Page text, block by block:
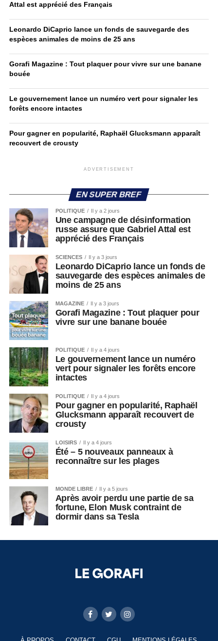
Attal est apprécié des Français
Leonardo DiCaprio lance un fonds de sauvegarde des
espèces animales de moins de 25 ans
Gorafi Magazine : Tout plaquer pour vivre sur une banane
bouée
Le gouvernement lance un numéro vert pour signaler les
forêts encore intactes
Pour gagner en popularité, Raphaël Glucksmann apparaît
recouvert de crousty
ADVERTISEMENT
EN SUPER BREF
POLITIQUE Il y a 2 jours
Une campagne de désinformation
russe assure que Gabriel Attal est
apprécié des Français
SCIENCES Il y a 3 jours
Leonardo DiCaprio lance un fonds de
sauvegarde des espèces animales de
moins de 25 ans
MAGAZINE Il y a 3 jours
Gorafi Magazine : Tout plaquer pour
vivre sur une banane bouée
POLITIQUE Il y a 4 jours
Le gouvernement lance un numéro
vert pour signaler les forêts encore
intactes
POLITIQUE Il y a 4 jours
Pour gagner en popularité, Raphaël
Glucksmann apparaît recouvert de
crousty
LOISIRS Il y a 4 jours
Été – 5 nouveaux panneaux à
reconnaître sur les plages
MONDE LIBRE Il y a 5 jours
Après avoir perdu une partie de sa
fortune, Elon Musk contraint de
dormir dans sa Tesla